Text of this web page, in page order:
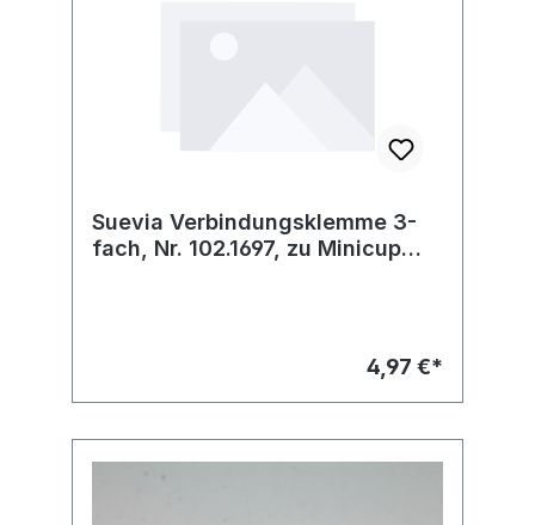
Suevia Verbindungsklemme 3-
fach, Nr. 102.1697, zu Minicup
4,97 €*